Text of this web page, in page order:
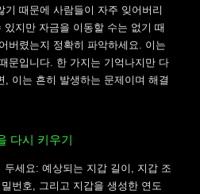
기 때문에 사람들이 자주 잊어버리
지만 자금을 이동할 수는 없기 때
버렸는지 정확히 파악하세요. 이는
문입니다. 한 가지는 기억나지만 다
, 이는 흔히 발생하는 문제이며 해결
다시 키우기
세요: 예상되는 지갑 길이, 지갑 조
번호, 그리고 지갑을 생성한 연도